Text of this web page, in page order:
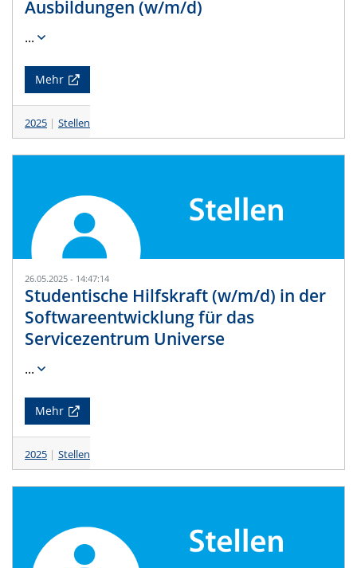
Ausbildungen (w/m/d)
...
Mehr
2025 Stellen
26.05.2025 - 14:47:14
Studentische Hilfskraft (w/m/d) in der
Softwareentwicklung für das
Servicezentrum Universe
...
Mehr
2025 Stellen